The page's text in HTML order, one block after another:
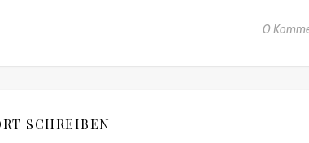
0
SCHREIBEN